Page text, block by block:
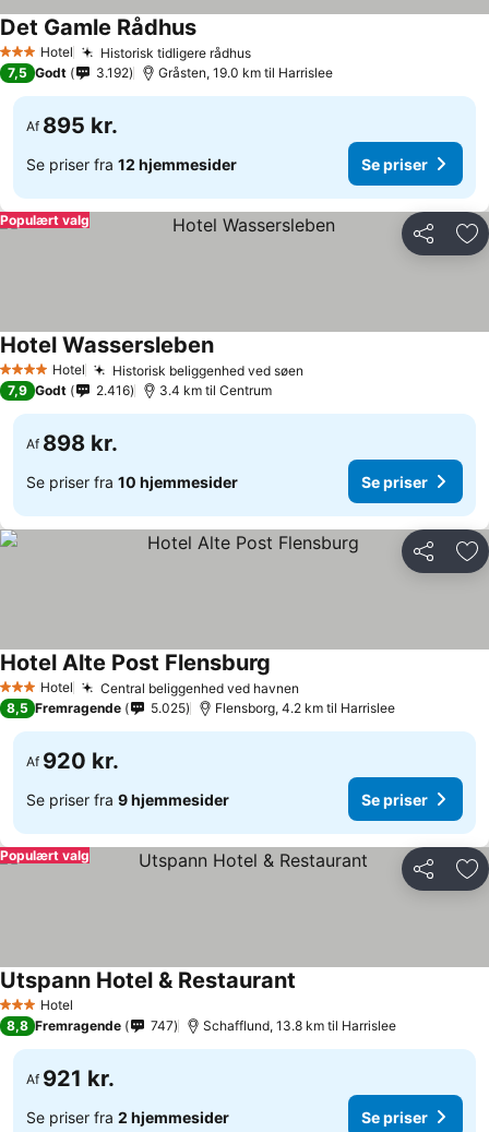
3 StjernerHotel Historisk tidligere rådhus
Det Gamle Rådhus
7,5 Godt 3.192 Gråsten, 19.0 km til Harrislee
Af 895 kr.
Se priser fra 12 hjemmesider Se priser
Del
Populært valg
4 StjernerHotel Historisk beliggenhed ved søen
Hotel Wassersleben
7,9 Godt 2.416 3.4 km til Centrum
Af 898 kr.
Se priser fra 10 hjemmesider Se priser
Del
3 StjernerHotel Central beliggenhed ved havnen
Hotel Alte Post Flensburg
8,5 Fremragende 5.025 Flensborg, 4.2 km til Harrislee
Af 920 kr.
Se priser fra 9 hjemmesider Se priser
Del
Populært valg
3 StjernerHotel
Utspann Hotel & Restaurant
8,8 Fremragende 747 Schafflund, 13.8 km til Harrislee
Af 921 kr.
Se priser fra 2 hjemmesider Se priser